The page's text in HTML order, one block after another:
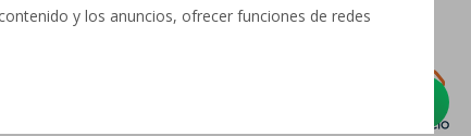
y los anuncios, ofrecer funciones de redes